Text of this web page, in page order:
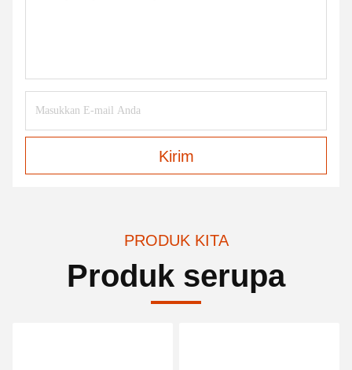
Kirim
PRODUK KITA
Produk serupa